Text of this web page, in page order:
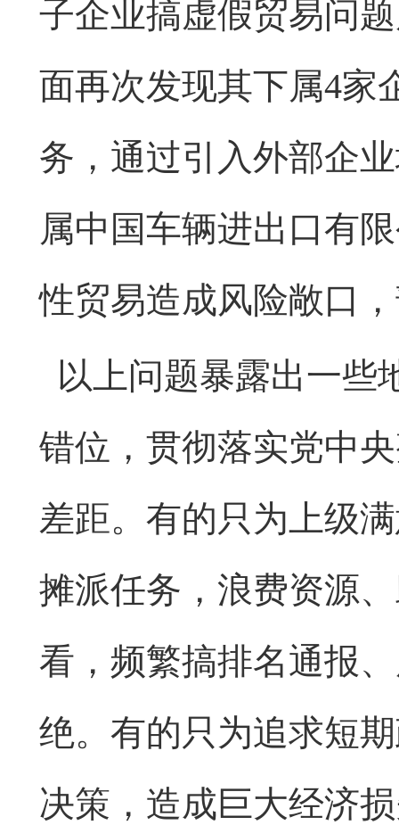
子企业搞虚假贸易问
面再次发现其下属4家
务，通过引入外部企
属中国车辆进出口有
性贸易造成风险敞口
以上问题暴露出一些
错位，贯彻落实党中
差距。有的只为上级
摊派任务，浪费资源
看，频繁搞排名通报
绝。有的只为追求短
决策，造成巨大经济